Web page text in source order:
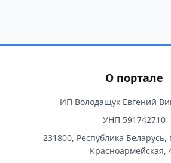
О портале
ИП Володащук Евгений
УНП 591742710
231800, Республика Беларусь,
Красноармейская,